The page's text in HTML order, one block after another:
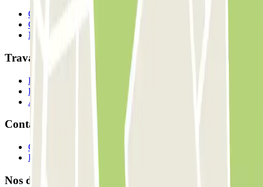
Qui sommes-nous ?
Comment ça marche?
Nos parkings
Travaillons ensemble?
Professionnels
Fournisseur de parking
Affiliés
Contact
Contactez-nous
FAQ
Nos différents modes de paiement: